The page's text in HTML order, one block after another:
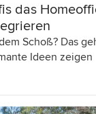
das
Schoß? Das
Ideen zeigen